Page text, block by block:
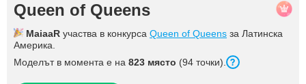
Queen of Queens
MaiaaR участва в конкурса Queen of Queens за Латинска
Америка.
Моделът в момента е на 823 място (94 точки).